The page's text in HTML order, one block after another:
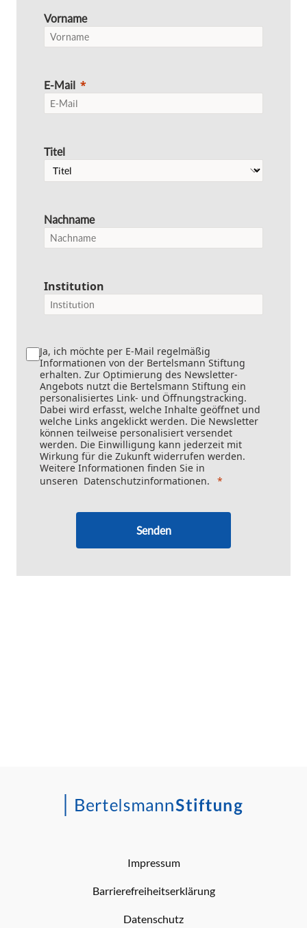
Vorname
E-Mail
Titel
Nachname
Institution
Ja, ich möchte per E-Mail regelmäßig
Informationen von der Bertelsmann Stiftung
erhalten. Zur Optimierung des Newsletter-
Angebots nutzt die Bertelsmann Stiftung ein
personalisiertes Link- und Öffnungstracking.
Dabei wird erfasst, welche Inhalte geöffnet und
welche Links angeklickt werden. Die Newsletter
können teilweise personalisiert versendet
werden. Die Einwilligung kann jederzeit mit
Wirkung für die Zukunft widerrufen werden.
Weitere Informationen finden Sie in
unseren Datenschutzinformationen.
Senden
Impressum
Barrierefreiheitserklärung
Datenschutz